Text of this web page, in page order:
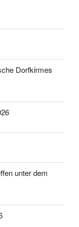
Dorfkirmes
unter dem